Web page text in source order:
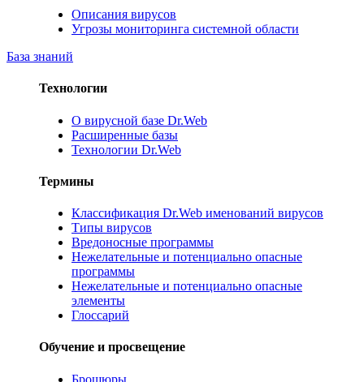
Описания вирусов
Угрозы мониторинга системной области
База знаний
Технологии
О вирусной базе Dr.Web
Расширенные базы
Технологии Dr.Web
Термины
Классификация Dr.Web именований вирусов
Типы вирусов
Вредоносные программы
Нежелательные и потенциально опасные
программы
Нежелательные и потенциально опасные
элементы
Глоссарий
Обучение и просвещение
Брошюры